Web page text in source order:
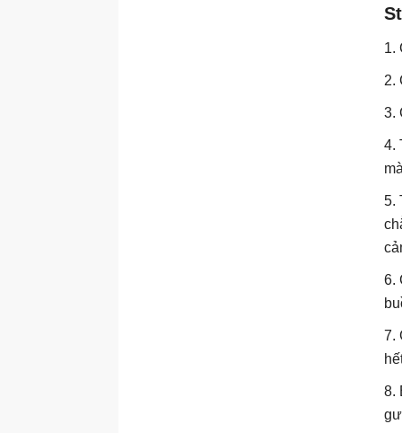
1.
2.
3.
4.
5.
6.
7.
8.